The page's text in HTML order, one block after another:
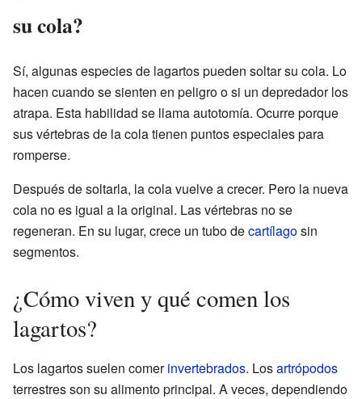
su cola?
Sí, algunas especies de lagartos pueden soltar su cola. Lo
hacen cuando se sienten en peligro o si un depredador los
atrapa. Esta habilidad se llama autotomía. Ocurre porque
sus vértebras de la cola tienen puntos especiales para
romperse.
Después de soltarla, la cola vuelve a crecer. Pero la nueva
cola no es igual a la original. Las vértebras no se
regeneran. En su lugar, crece un tubo decartílagosin
segmentos.
¿Cómo viven y qué comen los
lagartos?
Los lagartos suelen comerinvertebrados. Losartrópodos
terrestres son su alimento principal. A veces, dependiendo